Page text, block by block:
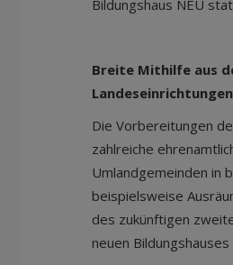
Bildungshaus NEU
Breite Mithilfe aus
Landeseinrichtungen
Die Vorbereitungen
zahlreiche
Umlandgemeinden in
beispielsweise
des zukünftigen
neuen